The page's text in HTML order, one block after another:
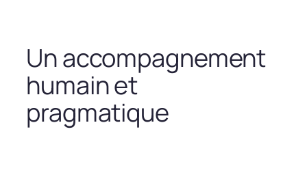
Un accompagnement
humain et
pragmatique